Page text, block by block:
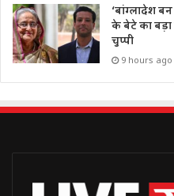
‘बांग्लादेश
के बेटे का बड़ा
चुप्पी
9 hours ago